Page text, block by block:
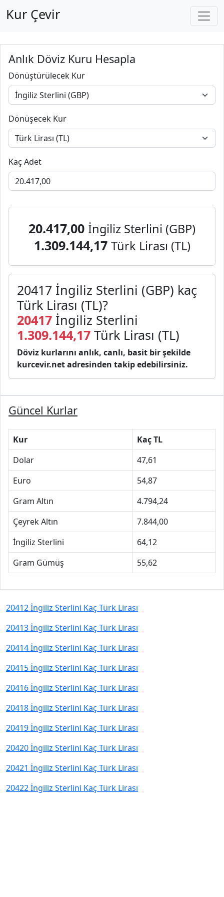
Kur Çevir
Anlık Döviz Kuru Hesapla
Dönüştürülecek Kur
Dönüşecek Kur
Kaç Adet
20.417,00 İngiliz Sterlini (GBP)
1.309.144,17 Türk Lirası (TL)
20417 İngiliz Sterlini (GBP) kaç
Türk Lirası (TL)?
20417 İngiliz Sterlini
1.309.144,17 Türk Lirası (TL)
Döviz kurlarını anlık, canlı, basit bir şekilde
kurcevir.net adresinden takip edebilirsiniz.
Güncel Kurlar
Kur
Kaç TL
Dolar
47,61
Euro
54,87
Gram Altın
4.794,24
Çeyrek Altın
7.844,00
İngiliz Sterlini
64,12
Gram Gümüş
55,62
20412 İngiliz Sterlini Kaç Türk Lirası
20413 İngiliz Sterlini Kaç Türk Lirası
20414 İngiliz Sterlini Kaç Türk Lirası
20415 İngiliz Sterlini Kaç Türk Lirası
20416 İngiliz Sterlini Kaç Türk Lirası
20418 İngiliz Sterlini Kaç Türk Lirası
20419 İngiliz Sterlini Kaç Türk Lirası
20420 İngiliz Sterlini Kaç Türk Lirası
20421 İngiliz Sterlini Kaç Türk Lirası
20422 İngiliz Sterlini Kaç Türk Lirası